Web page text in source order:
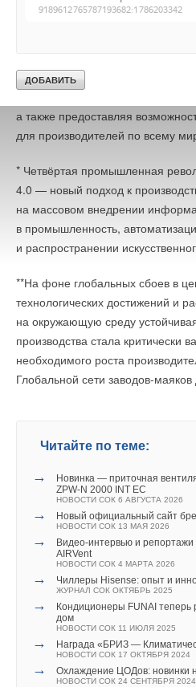
экономическому росту,
а также предоставляя
для производителей по всему
* Четвёртая промышленная
4.0 — новый подход к
на массовом внедрении
в промышленность,
и распространении
**На фоне глобальных сбоев в
технологических достижений и
на окружающую среду
производства стала критически
необходимого роста
Глобальной сети заводов-
Читайте по теме:
→
Новинка — приточная
ZPW-N 2000 INT EC
НОВОСТИ СОК 6 АВГУСТА 2026
→ Новый официальный сайт
НОВОСТИ СОК 13 МАЯ 2026
→
Видео-интервью и репортажи
AIRVent
НОВОСТИ СОК 4 МАРТА 2026
→ Чиллеры Hisense: опыт и
ЖУРНАЛ СОК ОКТЯБРЬ 2025
→
Кондиционеры FUNAI
дом
НОВОСТИ СОК 11 ИЮЛЯ 2025
→ Награда «БРИЗ —
НОВОСТИ СОК 17 ОКТЯБРЯ 2024
→ Охлаждение ЦОДов: новинки
НОВОСТИ СОК 24 СЕНТЯБРЯ 2024